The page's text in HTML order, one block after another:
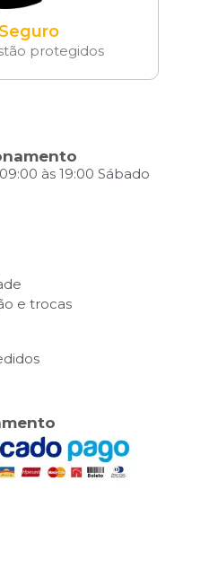
protegidos
às 19:00 Sábado
e trocas